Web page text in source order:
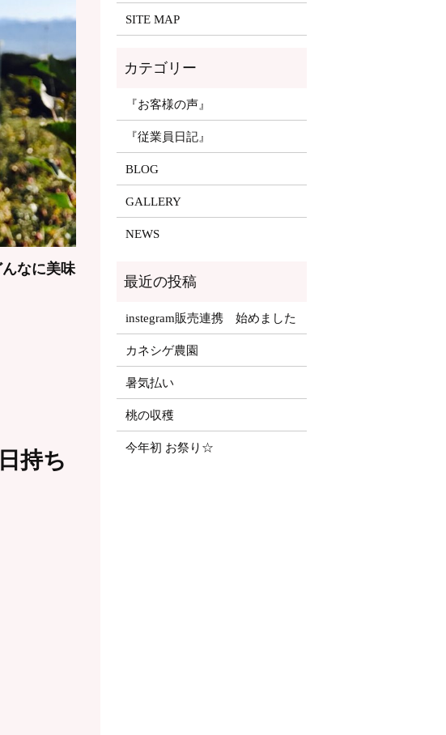
なに美味
持ち
SITE MAP
『お客様の声』
『従業員日記』
BLOG
GALLERY
NEWS
instegram販売連携 始めました
カネシゲ農園
暑気払い
桃の収穫
今年初 お祭り☆